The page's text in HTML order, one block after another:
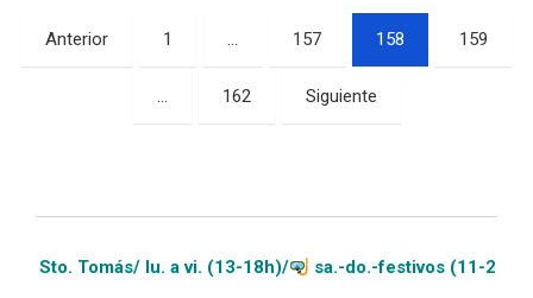
Paginación
de
Anterior 1 … 157 158 159
… 162 Siguiente
lu. a vi. (13-18h)/ sa.-do.-festivos (11-20h)